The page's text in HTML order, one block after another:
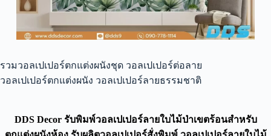
รวมวอลเปเปอร์ตกแต่งผนังชุด วอลเปเปอร์ต่อลาย
วอลเปเปอร์ตกแต่งผนัง วอลเปเปอร์ลายธรรมชาติ
DDS Decor รับพิมพ์วอลเปเปอร์ลายใบไม้ป่าเขตร้อนสำหรับ